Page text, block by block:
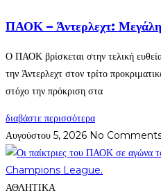
ΠΑΟΚ – Άντερλεχτ:
Ο ΠΑΟΚ βρίσκεται στην τελική
την Άντερλεχτ στον τρίτο
στόχο την πρόκριση στα
διαβάστε περισσότερα
Αυγούστου 5, 2026 No
ΑΘΛΗΤΙΚΑ